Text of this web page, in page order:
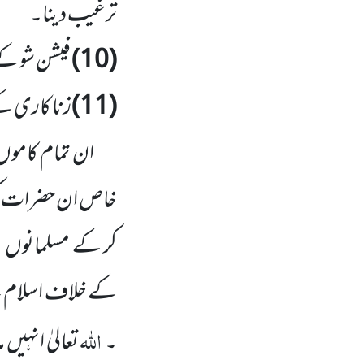
ترغیب دینا۔
(
10
)فیشن شو
(
11
)زنا
ان تمام
خاص ان حضرات کو
کر کے مسلمانوں
کے خلاف اسلام
۔اللہتعالیٰ انہیں